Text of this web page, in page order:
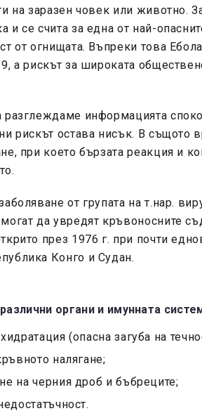
на заразен човек или животно.
и се счита за една от най-
от огнищата. Въпреки това
а рискът за широката
разглеждаме информацията
рискът остава нисък. В
при което бързата реакция и
от групата на т.нар.
да увредят кръвоносните
през 1976 г. при почти
Конго и Судан.
различни органи и имунната
(опасна загуба на
налягане;
на черния дроб и бъбреците;